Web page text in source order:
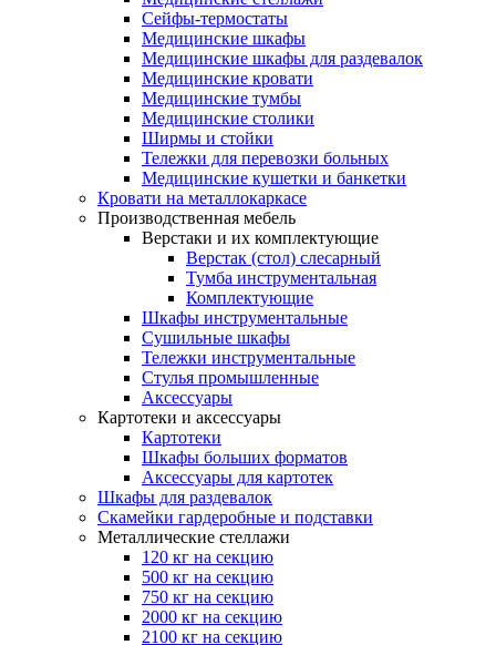
Сейфы-термостаты
Медицинские шкафы
Медицинские шкафы для раздевалок
Медицинские кровати
Медицинские тумбы
Медицинские столики
Ширмы и стойки
Тележки для перевозки больных
Медицинские кушетки и банкетки
Кровати на металлокаркасе
Производственная мебель
Верстаки и их комплектующие
Верстак (стол) слесарный
Тумба инструментальная
Комплектующие
Шкафы инструментальные
Сушильные шкафы
Тележки инструментальные
Стулья промышленные
Аксессуары
Картотеки и аксессуары
Картотеки
Шкафы больших форматов
Аксессуары для картотек
Шкафы для раздевалок
Скамейки гардеробные и подставки
Металлические стеллажи
120 кг на секцию
500 кг на секцию
750 кг на секцию
2000 кг на секцию
2100 кг на секцию